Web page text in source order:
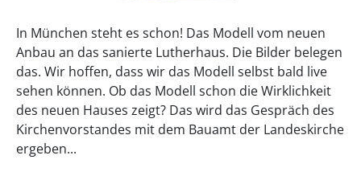
In München steht es schon! Das Modell vom neuen
Anbau an das sanierte Lutherhaus. Die Bilder belegen
das. Wir hoffen, dass wir das Modell selbst bald live
sehen können. Ob das Modell schon die Wirklichkeit
des neuen Hauses zeigt? Das wird das Gespräch des
Kirchenvorstandes mit dem Bauamt der Landeskirche
ergeben...